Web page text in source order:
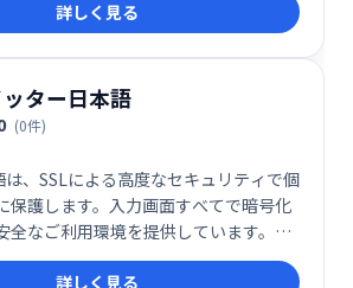
ャルメディア戦略の強力な味方です。
詳しく見る
ター日本語
(0件)
、SSLによる高度なセキュリティで個
保護します。入力画面すべてで暗号化
全なご利用環境を提供しています。安
ださい。
詳しく見る